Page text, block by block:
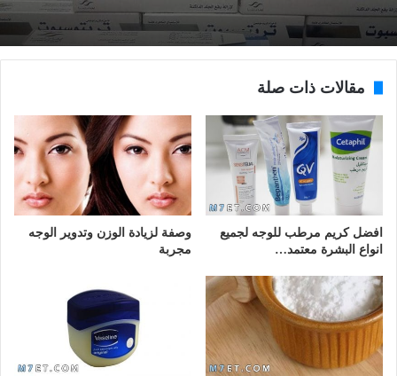
مقالات ذات صلة
افضل كريم مرطب للوجه لجميع
انواع البشرة معتمد…
وصفة لزيادة الوزن وتدوير الوجه
مجربة